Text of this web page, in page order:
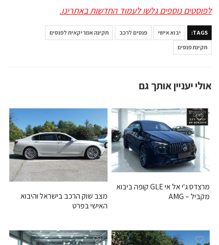
לפוסטים נוספים גלשו לעמוד החדשות באתרינו.
TAGS: יבוא אישי פנסים לרכב
תקינה אמריקאית לפנסים
תקינת פנסים
אולי יעניין אותך גם
מרצדס ג'י אל אי GLE קופה ביבוא
מקביל – AMG
מצב שוק הרכב בישראל והיבוא
האישי בפרט